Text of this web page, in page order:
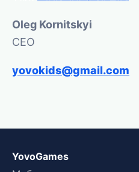
Oleg Kornitskyi
CEO
yovokids@gmail.com
YovoGames